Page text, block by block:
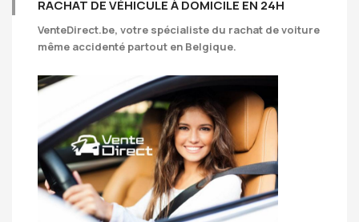
RACHAT DE VÉHICULE À DOMICILE EN 24H
VenteDirect.be, votre spécialiste du rachat de voiture
même accidenté partout en Belgique.